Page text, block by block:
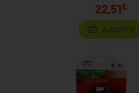
22,51€
AJOUTER